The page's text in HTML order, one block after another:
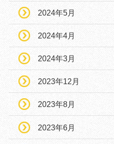
2024年5月
2024年4月
2024年3月
2023年12月
2023年8月
2023年6月